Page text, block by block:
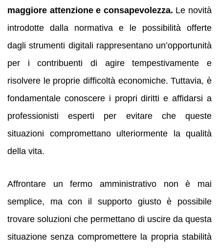
maggiore attenzione e consapevolezza. Le novità
introdotte dalla normativa e le possibilità offerte
dagli strumenti digitali rappresentano un’opportunità
per i contribuenti di agire tempestivamente e
risolvere le proprie difficoltà economiche. Tuttavia, è
fondamentale conoscere i propri diritti e affidarsi a
professionisti esperti per evitare che queste
situazioni compromettano ulteriormente la qualità
della vita.
Affrontare un fermo amministrativo non è mai
semplice, ma con il supporto giusto è possibile
trovare soluzioni che permettano di uscire da questa
situazione senza compromettere la propria stabilità